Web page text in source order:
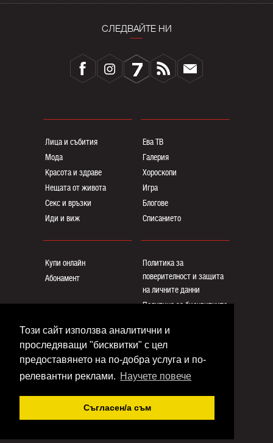
Този сайт използва аналитични и
проследяващи "бисквитки" с цел
предоставянето на по-добра услуга и по-
релевантни реклами. Научете повече
Съгласен/a съм
СЛЕДВАЙТЕ НИ
Лица и събития
Мода
Красота и здраве
Нещата от живота
Секс и връзки
Иди и виж
Ева ТВ
Галерия
Хороскопи
Игра
Блогoве
Списанието
Купи онлайн
Абонамент
Политика за
поверителност и защита
на личните данни
Политика за бисквитките
Общи условия
Контакти